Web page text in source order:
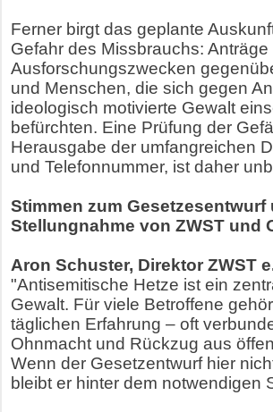
Ferner birgt das geplante
Gefahr des Missbrauchs: Anträge
Ausforschungszwecken
und Menschen, die sich gegen
ideologisch motivierte Gewalt
befürchten. Eine Prüfung der
Herausgabe der umfangreichen
und Telefonnummer, ist daher
Stimmen zum Gesetzesentwurf
Stellungnahme von ZWST und
Aron Schuster, Direktor ZWST
"Antisemitische Hetze ist ein
Gewalt. Für viele Betroffene
täglichen Erfahrung – oft
Ohnmacht und Rückzug aus
Wenn der Gesetzentwurf hier
bleibt er hinter dem notwendigen